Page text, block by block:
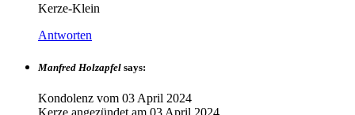
Kerze-Klein
Antworten
Manfred Holzapfel says:
Kondolenz vom 03 April 2024
Kerze angezündet am 03 April 2024